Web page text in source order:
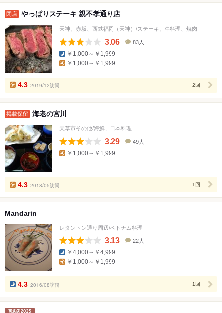
閉店 やっぱりステーキ 親不孝通り店
天神、赤坂、西鉄福岡（天神）/ステーキ、牛料理、焼肉
3.06
数
83人
￥1,000～￥1,999
￥1,000～￥1,999
4.3 2019/12訪問 2回
掲載保留 海老の宮川
天草市その他/海鮮、日本料理
3.29
数
49人
￥1,000～￥1,999
4.3 2018/05訪問 1回
Mandarin
レタントン通り周辺/ベトナム料理
3.13
数
22人
￥4,000～￥4,999
￥1,000～￥1,999
4.3 2016/08訪問 1回